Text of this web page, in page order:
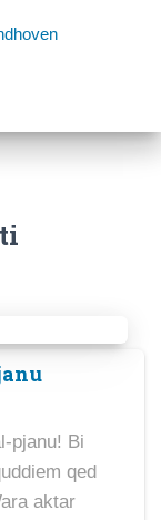
pjanu! Bi
qed
aktar